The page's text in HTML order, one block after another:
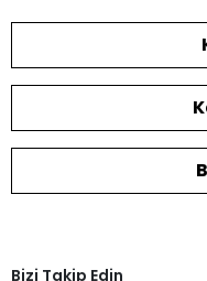
Bizi Takip Edin